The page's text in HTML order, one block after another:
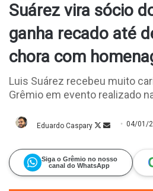
Suárez vira sócio
ganha recado até
chora com
Luis Suárez recebeu muito
Grêmio em evento realizado
Eduardo Caspary FollowMande
04/01/
Siga o Grêmio no nosso
canal do WhatsApp